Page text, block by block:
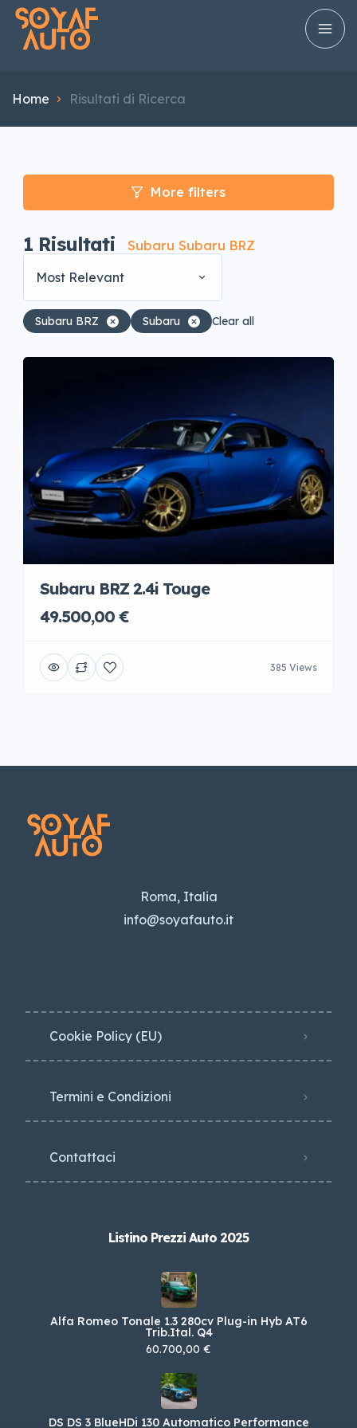
Home Risultati di Ricerca
More filters
1 Risultati
Subaru Subaru BRZ
Most Relevant
Subaru BRZ Subaru Clear all
Subaru BRZ 2.4i Touge
49.500,00 €
385 Views
Roma, Italia
info@soyafauto.it
Cookie Policy (EU)
Termini e Condizioni
Contattaci
Listino Prezzi Auto 2025
Alfa Romeo Tonale 1.3 280cv Plug-in Hyb AT6
Trib.Ital. Q4
60.700,00 €
DS DS 3 BlueHDi 130 Automatico Performance